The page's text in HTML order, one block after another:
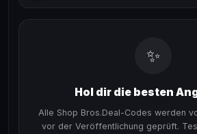
✨
Hol dir die besten
Alle Shop Bros.Deal-Codes werden
vor der Veröffentlichung geprüft.